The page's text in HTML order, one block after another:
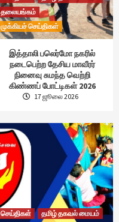
தலையங்கம்
முக்கியச் செய்திகள்
இத்தாலி பலெர்மோ நகரில்
நடைபெற்ற தேசிய மாவீரர்
நினைவு சுமந்த வெற்றி
கிண்ணப் போட்டிகள் 2026
17 ஜூலை 2026
செய்திகள்
தமிழ் தகவல் மையம்